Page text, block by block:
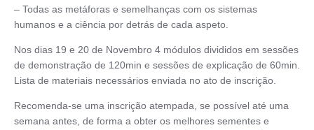
– Todas as metáforas e semelhanças com os sistemas
humanos e a ciência por detrás de cada aspeto.
Nos dias 19 e 20 de Novembro 4 módulos divididos em sessões
de demonstração de 120min e sessões de explicação de 60min.
Lista de materiais necessários enviada no ato de inscrição.
Recomenda-se uma inscrição atempada, se possível até uma
semana antes, de forma a obter os melhores sementes e